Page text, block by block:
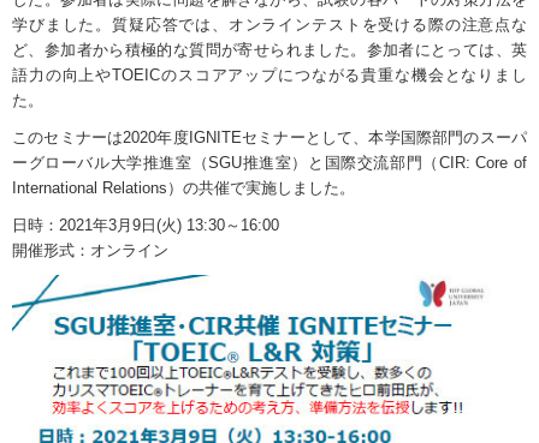
学びました。質疑応答では、オンラインテストを受ける際の注意点な
ど、参加者から積極的な質問が寄せられました。参加者にとっては、英
語力の向上やTOEICのスコアアップにつながる貴重な機会となりまし
た。
このセミナーは2020年度IGNITEセミナーとして、本学国際部門のスーパ
ーグローバル大学推進室（SGU推進室）と国際交流部門（CIR: Core of
International Relations）の共催で実施しました。
日時：2021年3月9日(火) 13:30～16:00
開催形式：オンライン